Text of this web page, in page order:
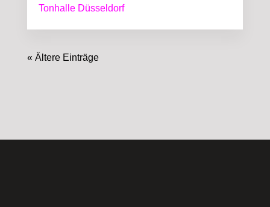
Tonhalle Düsseldorf
« Ältere Einträge